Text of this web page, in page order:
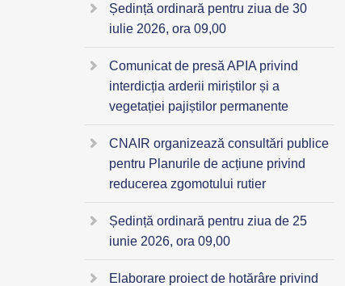
Ședință ordinară pentru ziua de 30
iulie 2026, ora 09,00
Comunicat de presă APIA privind
interdicția arderii miriștilor și a
vegetației pajiștilor permanente
CNAIR organizează consultări publice
pentru Planurile de acțiune privind
reducerea zgomotului rutier
Ședință ordinară pentru ziua de 25
iunie 2026, ora 09,00
Elaborare proiect de hotărâre privind